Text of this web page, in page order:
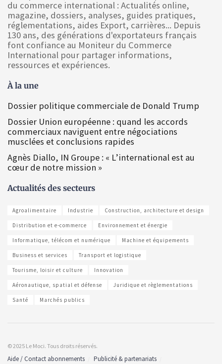
du commerce international : Actualités online,
magazine, dossiers, analyses, guides pratiques,
réglementations, aides Export, carrières... Depuis
130 ans, des générations d'exportateurs français
font confiance au Moniteur du Commerce
International pour partager informations,
ressources et expériences.
À la une
Dossier politique commerciale de Donald Trump
Dossier Union européenne : quand les accords
commerciaux naviguent entre négociations
musclées et conclusions rapides
Agnès Diallo, IN Groupe : « L’international est au
cœur de notre mission »
Actualités des secteurs
Agroalimentaire Industrie Construction, architecture et design
Distribution et e-commerce Environnement et énergie
Informatique, télécom et numérique Machine et équipements
Business et services Transport et logistique
Tourisme, loisir et culture Innovation
Aéronautique, spatial et défense Juridique et règlementations
Santé Marchés publics
© 2025 Le Moci. Tous droits réservés.
Aide / Contact abonnements Publicité & partenariats